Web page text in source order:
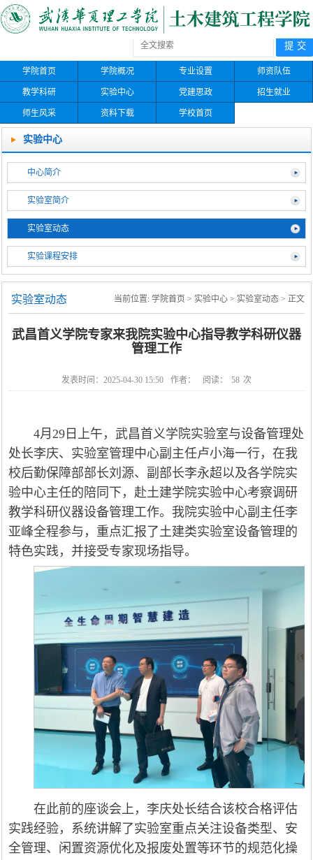
学院首页 学院概况 专业设置 师资队伍
教学科研 实验中心 党建思政 招生就业
师生风采 资料下载 学校首页
实验中心
中心简介
实验室简介
实验室动态
实验课程安排
实验室动态 当前位置: 学院首页> 实验中心> 实验室动态> 正文
武昌首义学院专家来我院实验中心指导教学科研仪器
管理工作
发表时间：2025-04-30 15:50 作者： 阅读： 58 次
4月29日上午，武昌首义学院实验室与设备管理处
处长李庆、实验室管理中心副主任卢小海一行，在我
校后勤保障部部长刘源、副部长李永超以及各学院实
验中心主任的陪同下，赴土建学院实验中心考察调研
教学科研仪器设备管理工作。我院实验中心副主任李
亚峰全程参与，重点汇报了土建类实验室设备管理的
特色实践，并接受专家现场指导。
在此前的座谈会上，李庆处长结合该校合格评估
实践经验，系统讲解了实验室重点关注设备类型、安
全管理、闲置资源优化及报废处置等环节的规范化操